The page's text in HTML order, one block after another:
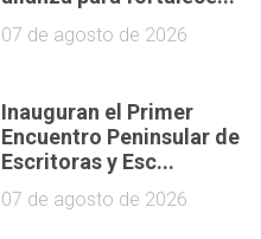
07 de agosto de 2026
Inauguran el Primer
Encuentro Peninsular de
Escritoras y Esc...
07 de agosto de 2026